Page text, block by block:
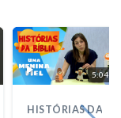
5:04
HISTÓRIAS DA